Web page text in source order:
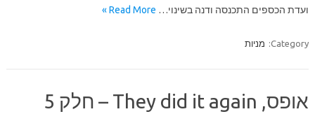
ועדת הכספים התכנסה ודנה בשינוי…Read More »
Category: מניות
אופס, They did it again – חלק 5